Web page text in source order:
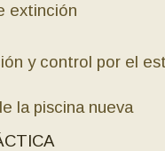
extinción
y control por el
la piscina nueva